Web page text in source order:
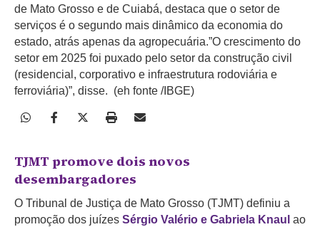
de Mato Grosso e de Cuiabá, destaca que o setor de
serviços é o segundo mais dinâmico da economia do
estado, atrás apenas da agropecuária.”O crescimento do
setor em 2025 foi puxado pelo setor da construção civil
(residencial, corporativo e infraestrutura rodoviária e
ferroviária)”, disse. (eh fonte /IBGE)
TJMT promove dois novos
desembargadores
O Tribunal de Justiça de Mato Grosso (TJMT) definiu a
promoção dos juízes Sérgio Valério e Gabriela Knaul ao